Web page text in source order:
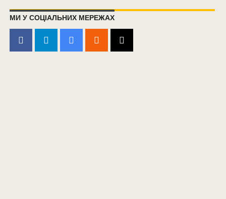
МИ У СОЦІАЛЬНИХ МЕРЕЖАХ